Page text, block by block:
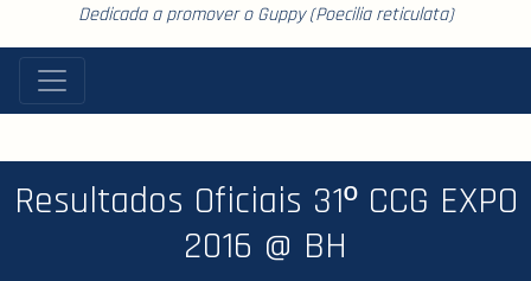
Dedicada a promover o Guppy (Poecilia reticulata)
Resultados Oficiais 31º CCG EXPO
2016 @ BH